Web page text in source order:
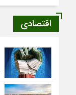
اقتصادی